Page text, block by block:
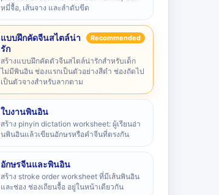
หมี่จื้อ, เส้นจาง และลำดับขีด
แบบฝึกคัดจีนสไตล์น่า
รัก
Recommended
สร้างแบบฝึกคัดตัวจีนสไตล์น่ารักสำหรับเด็ก
ไม่มีพินอิน ช่องแรกเป็นตัวอย่างสีดำ ช่องถัดไป
เป็นตัวจางสำหรับลากตาม
ใบงานพินอิน
สร้าง pinyin dictation worksheet: ผู้เรียนอ่า
นพินอินแล้วเขียนอักษรหรือคำจีนที่ตรงกัน
อักษรจีนและพินอิน
สร้าง stroke order worksheet ที่มีเส้นพินอิน
และช่อง ช่องเถียนจื้อ อยู่ในหน้าเดียวกัน